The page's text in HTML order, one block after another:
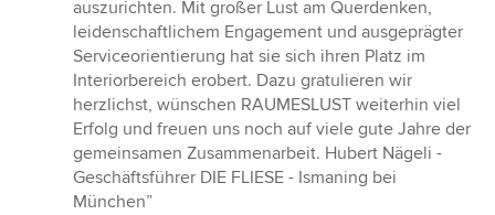
auszurichten. Mit großer Lust am Querdenken,
leidenschaftlichem Engagement und ausgeprägter
Serviceorientierung hat sie sich ihren Platz im
Interiorbereich erobert. Dazu gratulieren wir
herzlichst, wünschen RAUMESLUST weiterhin viel
Erfolg und freuen uns noch auf viele gute Jahre der
gemeinsamen Zusammenarbeit. Hubert Nägeli -
Geschäftsführer DIE FLIESE - Ismaning bei
München”